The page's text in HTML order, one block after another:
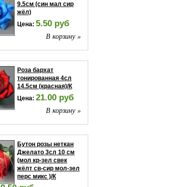
9.5см (син мал сир
жёл)
Цена: 5.50 руб
В корзину »
Роза бархат
тонированная 4сл
14.5см (красная)/К
Цена: 21.00 руб
В корзину »
Бутон розы неткан
Джелато 3сл 10 см
(мол кр-зел свек
жёлт св-сир мол-зел
перс микс )/К